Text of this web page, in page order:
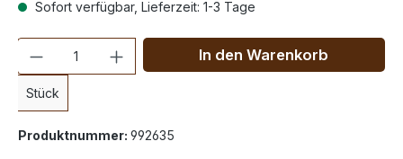
Sofort verfügbar, Lieferzeit: 1-3 Tage
Anzahl
Stück
In den Warenkorb
Produktnummer: 992635